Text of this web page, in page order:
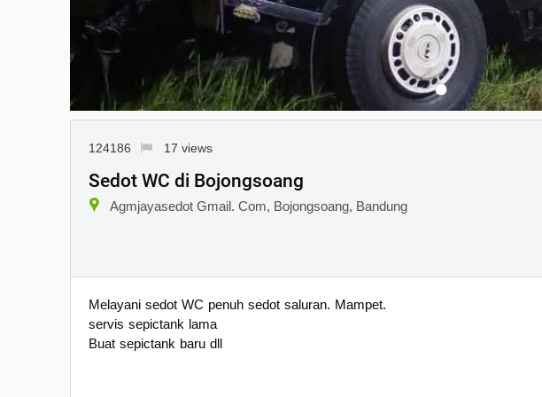
124186 17 views
Sedot WC di Bojongsoang
Agmjayasedot Gmail. Com, Bojongsoang, Bandung
Melayani sedot WC penuh sedot saluran. Mampet.
servis sepictank lama
Buat sepictank baru dll